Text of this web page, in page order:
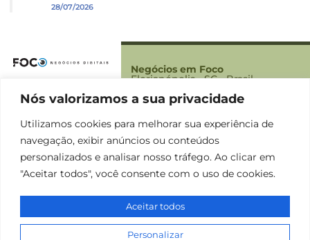
Nós valorizamos a sua privacidade
Utilizamos cookies para melhorar sua experiência de
navegação, exibir anúncios ou conteúdos
personalizados e analisar nosso tráfego. Ao clicar em
"Aceitar todos", você consente com o uso de cookies.
Personalizar
Aceitar todos
28/07/2026
Negócios em Foco
Florianópolis - SC - Brasil
Sobre Nós
Contato
Termos
Política de Privacidade
Termos e condições
Negócios em Foco | Copyright © 2025 |
Todos os direitos reservado.